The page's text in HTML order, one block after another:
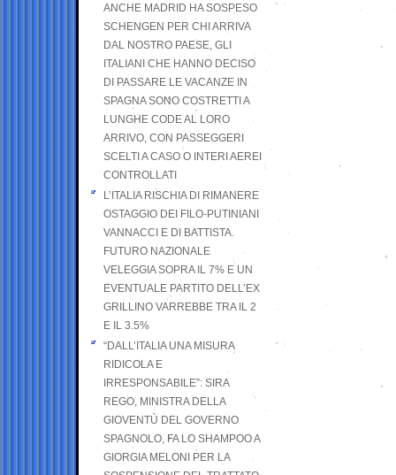
ANCHE MADRID HA SOSPESO
SCHENGEN PER CHI ARRIVA
DAL NOSTRO PAESE, GLI
ITALIANI CHE HANNO DECISO
DI PASSARE LE VACANZE IN
SPAGNA SONO COSTRETTI A
LUNGHE CODE AL LORO
ARRIVO, CON PASSEGGERI
SCELTI A CASO O INTERI AEREI
CONTROLLATI
L’ITALIA RISCHIA DI RIMANERE
OSTAGGIO DEI FILO-PUTINIANI
VANNACCI E DI BATTISTA.
FUTURO NAZIONALE
VELEGGIA SOPRA IL 7% E UN
EVENTUALE PARTITO DELL’EX
GRILLINO VARREBBE TRA IL 2
E IL 3.5%
“DALL’ITALIA UNA MISURA
RIDICOLA E
IRRESPONSABILE”: SIRA
REGO, MINISTRA DELLA
GIOVENTÙ DEL GOVERNO
SPAGNOLO, FA LO SHAMPOO A
GIORGIA MELONI PER LA